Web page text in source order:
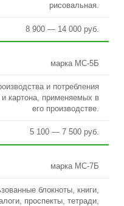
рисовальная.
8 900 — 14 000 руб.
марка МС-5Б
и потребления
и картона, применяемых в
его производстве.
5 100 — 7 500 руб.
марка МС-7Б
блокноты, книги,
проспекты, тетради,